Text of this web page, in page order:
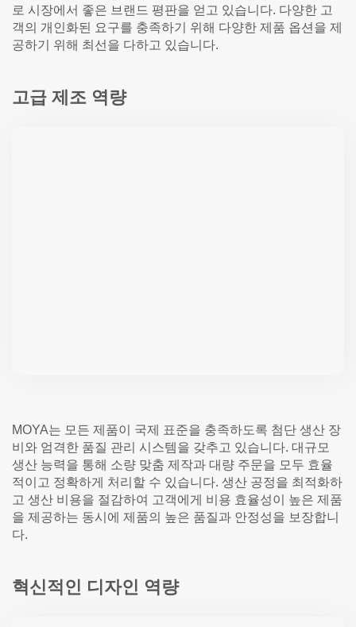
로 시장에서 좋은 브랜드 평판을 얻고 있습니다. 다양한 고
객의 개인화된 요구를 충족하기 위해 다양한 제품 옵션을 제
공하기 위해 최선을 다하고 있습니다.
고급 제조 역량
MOYA는 모든 제품이 국제 표준을 충족하도록 첨단 생산 장
비와 엄격한 품질 관리 시스템을 갖추고 있습니다. 대규모
생산 능력을 통해 소량 맞춤 제작과 대량 주문을 모두 효율
적이고 정확하게 처리할 수 있습니다. 생산 공정을 최적화하
고 생산 비용을 절감하여 고객에게 비용 효율성이 높은 제품
을 제공하는 동시에 제품의 높은 품질과 안정성을 보장합니
다.
혁신적인 디자인 역량